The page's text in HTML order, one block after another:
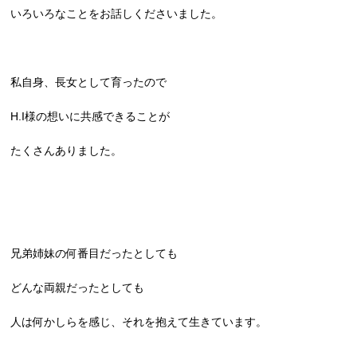
いろいろなことをお話しくださいました。
私自身、長女として育ったので
H.I様の想いに共感できることが
たくさんありました。
兄弟姉妹の何番目だったとしても
どんな両親だったとしても
人は何かしらを感じ、それを抱えて生きています。